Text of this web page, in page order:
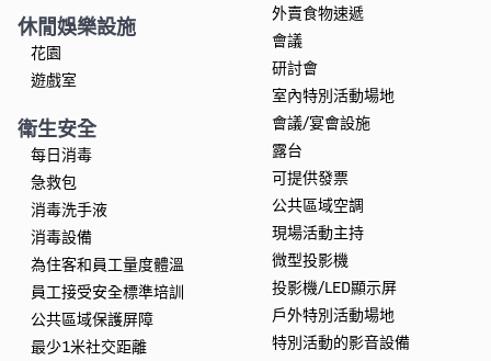
休閒娛樂設施
花園
遊戲室
衛生安全
每日消毒
急救包
消毒洗手液
消毒設備
為住客和員工量度體溫
員工接受安全標準培訓
公共區域保護屏障
最少1米社交距離
外賣食物速遞
會議
研討會
室內特別活動場地
會議/宴會設施
露台
可提供發票
公共區域空調
現場活動主持
微型投影機
投影機/LED顯示屏
戶外特別活動場地
特別活動的影音設備